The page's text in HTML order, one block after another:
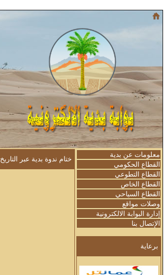
معلومات عن بدية
القطاع الحكومي
القطاع التطوعي
القطاع الخاص
القطاع السياحي
وصلات مواقع
إدارة البوابة الالكترونية
الإتصال بنا
برعاية
ختام ندوة بدية عبر التاريخ